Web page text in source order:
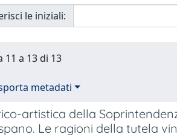
le iniziali:
a 13 di 13
metadati
artistica della
Le ragioni della tutela